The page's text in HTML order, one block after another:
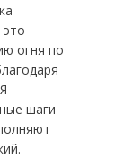
огня по
шаги